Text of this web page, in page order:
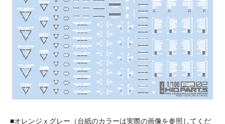
■オレンジｘグレー（台紙のカラーは実際の画像を参照してくだ